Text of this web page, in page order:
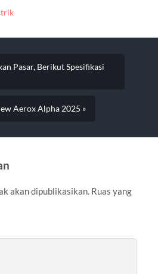
Pasar, Berikut Spesifikasi
Aerox Alpha 2025 »
akan dipublikasikan. Ruas yang